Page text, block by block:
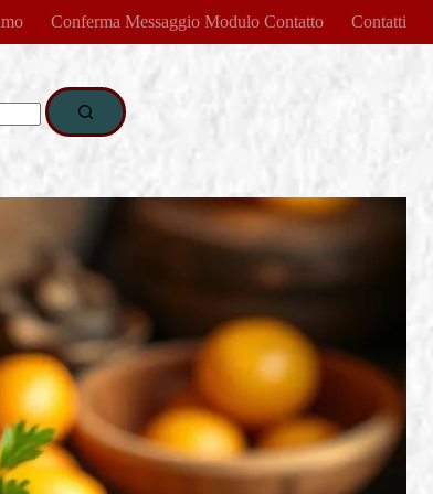
Conferma Messaggio Modulo Contatto Contatti